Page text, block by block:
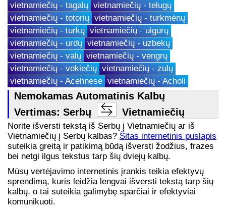
vietnamiečių - tagalų vietnamiečių - telugų
vietnamiečių - totorių vietnamiečių - turkmėnų
vietnamiečių - turkų vietnamiečių - uigūrų
vietnamiečių - urdų vietnamiečių - uzbekų
vietnamiečių - valų vietnamiečių - vengrų
vietnamiečių - vokiečių vietnamiečių - zulų
vietnamiečių - Acehnese vietnamiečių - Acholi
Nemokamas Automatinis Kalbų
Vertimas: Serbų
Vietnamiečių
Norite išversti tekstą iš Serbų į Vietnamiečių ar iš
Vietnamiečių į Serbų kalbas? Šitas internetinis puslapis
suteikia greitą ir patikimą būdą išversti žodžius, frazes
bei netgi ilgus tekstus tarp šių dviejų kalbų.
Mūsų vertėjavimo internetinis įrankis teikia efektyvų
sprendimą, kuris leidžia lengvai išversti tekstą tarp šių
kalbų, o tai suteikia galimybę sparčiai ir efektyviai
komunikuoti.